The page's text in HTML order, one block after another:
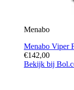
Menabo
Menabo Viper
€142,00
Bekijk bij